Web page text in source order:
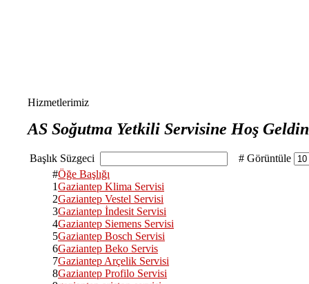
Hizmetlerimiz
AS Soğutma Yetkili Servisine Hoş
Başlık Süzgeci
# Görüntüle
#Öğe Başlığı
1Gaziantep Klima Servisi
2Gaziantep Vestel Servisi
3Gaziantep İndesit Servisi
4Gaziantep Siemens Servisi
5Gaziantep Bosch Servisi
6Gaziantep Beko Servis
7Gaziantep Arçelik Servisi
8Gaziantep Profilo Servisi